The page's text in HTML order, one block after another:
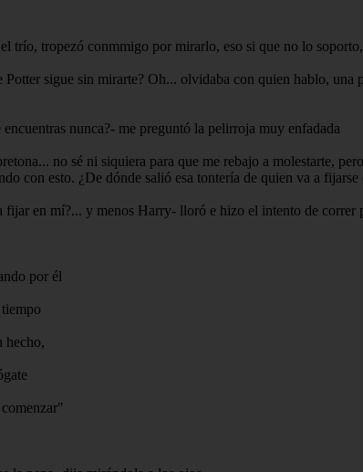
trío, tropezó conmmigo por mirarlo, eso si que no lo
Potter sigue sin mirarte? Oh... olvidaba con quien hablo,
nunca?- me preguntó la pelirroja muy enfadada
no sé ni siquiera para que me rebajo a molestarte,
con esto. ¿De dónde salió esa tontería de quien va a
fijar en mí?... y menos Harry- lloró e hizo el intento de correr
por él
hecho,